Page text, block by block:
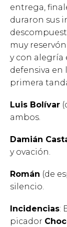
entrega,
duraron sus
muy
y con alegría
defensiva en
primera
Luis Bolívar
ambos.
Damián
y ovación.
Román (de
silencio.
Incidencias:
picador